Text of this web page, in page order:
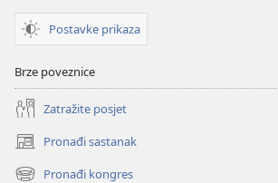
Postavke prikaza
Brze poveznice
Zatražite posjet
Pronađi sastanak
(otvara
se
Pronađi kongres